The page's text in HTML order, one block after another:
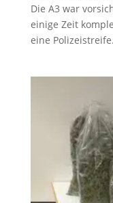
Die A3 war
einige Zeit
eine